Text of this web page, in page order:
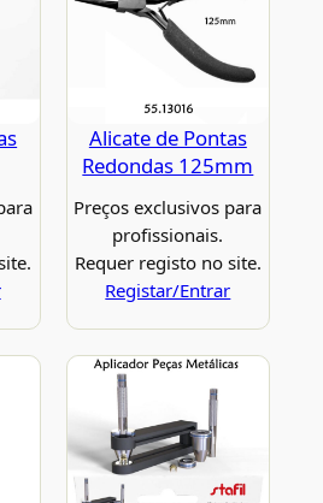
Alicate de Pontas
Redondas 125mm
Preços exclusivos para
profissionais.
Requer registo no site.
Registar/Entrar